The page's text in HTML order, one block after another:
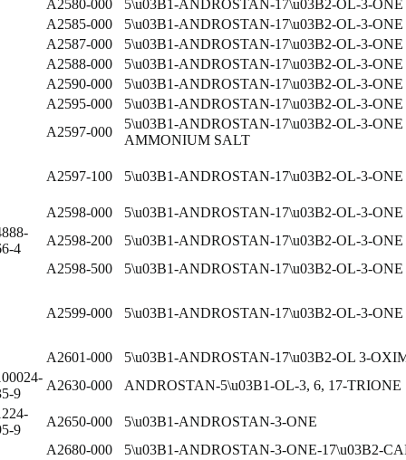
A2580-000
5\u03B1-ANDROSTAN-17\u03B2-OL-3-
A2585-000
5\u03B1-ANDROSTAN-17\u03B2-OL-3-
A2587-000
5\u03B1-ANDROSTAN-17\u03B2-OL-3-
A2588-000
5\u03B1-ANDROSTAN-17\u03B2-OL-3-
A2590-000
5\u03B1-ANDROSTAN-17\u03B2-OL-3-
A2595-000
5\u03B1-ANDROSTAN-17\u03B2-OL-3-
A2597-000
5\u03B1-ANDROSTAN-17\u03B2-OL-3-
AMMONIUM SALT
A2597-100 5\u03B1-ANDROSTAN-17\u03B2-OL-3-
A2598-000
5\u03B1-ANDROSTAN-17\u03B2-OL-3-
4
A2598-200
5\u03B1-ANDROSTAN-17\u03B2-OL-3-
A2598-500
5\u03B1-ANDROSTAN-17\u03B2-OL-3-
A2599-000 5\u03B1-ANDROSTAN-17\u03B2-OL-3-
A2601-000
5\u03B1-ANDROSTAN-17\u03B2-OL 3-
9
A2630-000
ANDROSTAN-5\u03B1-OL-3, 6, 17-TRIONE
9
A2650-000
5\u03B1-ANDROSTAN-3-ONE
A2680-000
5\u03B1-ANDROSTAN-3-ONE-17\u03B2-